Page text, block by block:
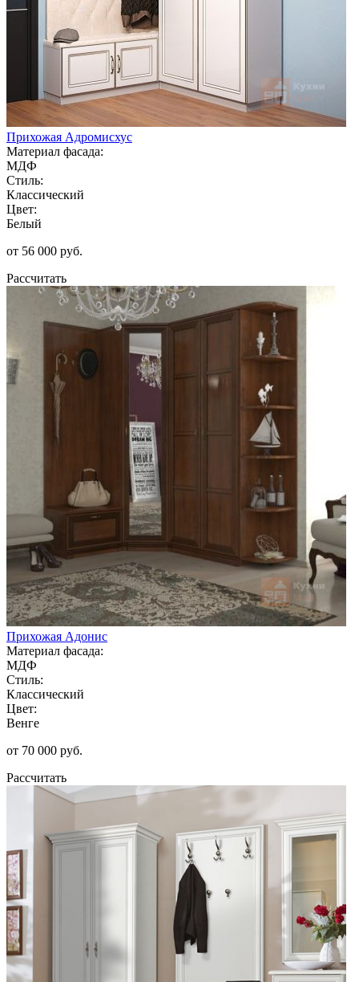
Прихожая Адромисхус
Материал фасада:
МДФ
Стиль:
Классический
Цвет:
Белый
от 56 000 руб.
Рассчитать
Прихожая Адонис
Материал фасада:
МДФ
Стиль:
Классический
Цвет:
Венге
от 70 000 руб.
Рассчитать